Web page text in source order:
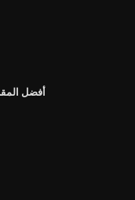
أفضل